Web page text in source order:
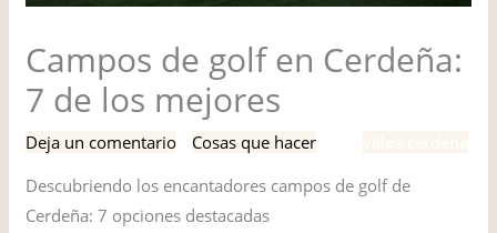
Campos de golf en Cerdeña:
7 de los mejores
Deja un comentario Cosas que hacer
Descubriendo los encantadores campos de golf de
Cerdeña: 7 opciones destacadas